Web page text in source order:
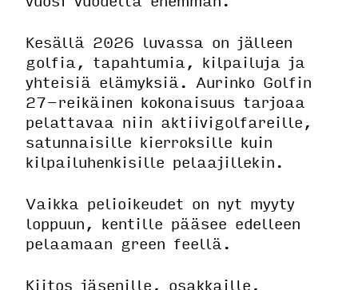
Kesällä 2026 luvassa on jälleen
golfia, tapahtumia, kilpailuja ja
yhteisiä elämyksiä. Aurinko Golfin
27-reikäinen kokonaisuus tarjoaa
pelattavaa niin aktiivigolfareille,
satunnaisille kierroksille kuin
kilpailuhenkisille pelaajillekin.
Vaikka pelioikeudet on nyt myyty
loppuun, kentille pääsee edelleen
pelaamaan green feellä.
Kiitos jäsenille, osakkaille,